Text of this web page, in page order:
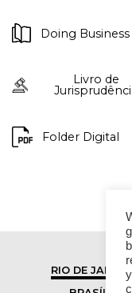
Doing Business
Livro de
Folder Digital
RIO DE